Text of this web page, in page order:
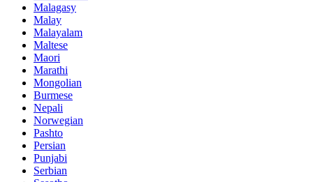
Malagasy
Malay
Malayalam
Maltese
Maori
Marathi
Mongolian
Burmese
Nepali
Norwegian
Pashto
Persian
Punjabi
Serbian